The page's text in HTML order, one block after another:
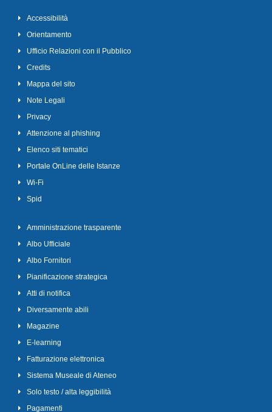
Accessibilità
Orientamento
Ufficio Relazioni con il Pubblico
Credits
Mappa del sito
Note Legali
Privacy
Attenzione al phishing
Elenco siti tematici
Portale OnLine delle Istanze
Wi-Fi
Spid
Amministrazione trasparente
Albo Ufficiale
Albo Fornitori
Pianificazione strategica
Atti di notifica
Diversamente abili
Magazine
E-learning
Fatturazione elettronica
Sistema Museale di Ateneo
Solo testo / alta leggibilità
Pagamenti